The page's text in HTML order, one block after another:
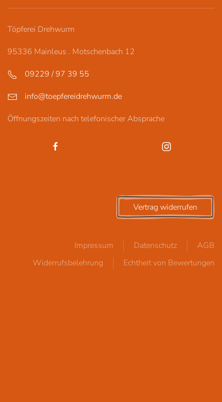
Töpferei Drehwurm
95336 Mainleus . Motschenbach 12
09229 / 97 39 55
info@toepfereidrehwurm.de
Öffnungszeiten nach telefonischer Absprache
Vertrag widerrufen
Impressum Datenschutz
AGB
Widerrufsbelehrung
Echtheit von Bewertungen